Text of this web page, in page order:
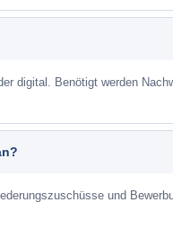
digital. Benötigt werden
und